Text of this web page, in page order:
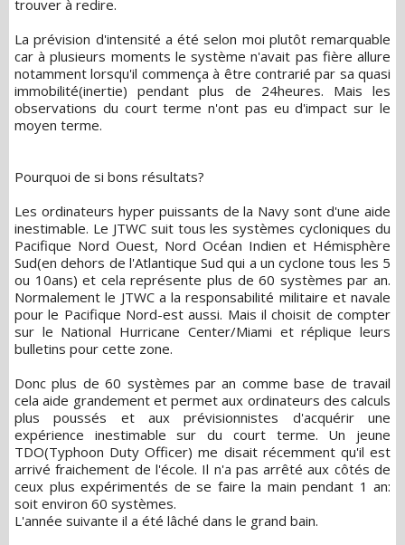
trouver à redire.
La prévision d'intensité a été selon moi plutôt remarquable
car à plusieurs moments le système n'avait pas fière allure
notamment lorsqu'il commença à être contrarié par sa quasi
immobilité(inertie) pendant plus de 24heures. Mais les
observations du court terme n'ont pas eu d'impact sur le
moyen terme.
Pourquoi de si bons résultats?
Les ordinateurs hyper puissants de la Navy sont d'une aide
inestimable. Le JTWC suit tous les systèmes cycloniques du
Pacifique Nord Ouest, Nord Océan Indien et Hémisphère
Sud(en dehors de l'Atlantique Sud qui a un cyclone tous les 5
ou 10ans) et cela représente plus de 60 systèmes par an.
Normalement le JTWC a la responsabilité militaire et navale
pour le Pacifique Nord-est aussi. Mais il choisit de compter
sur le National Hurricane Center/Miami et réplique leurs
bulletins pour cette zone.
Donc plus de 60 systèmes par an comme base de travail
cela aide grandement et permet aux ordinateurs des calculs
plus poussés et aux prévisionnistes d'acquérir une
expérience inestimable sur du court terme. Un jeune
TDO(Typhoon Duty Officer) me disait récemment qu'il est
arrivé fraichement de l'école. Il n'a pas arrêté aux côtés de
ceux plus expérimentés de se faire la main pendant 1 an:
soit environ 60 systèmes.
L'année suivante il a été lâché dans le grand bain.